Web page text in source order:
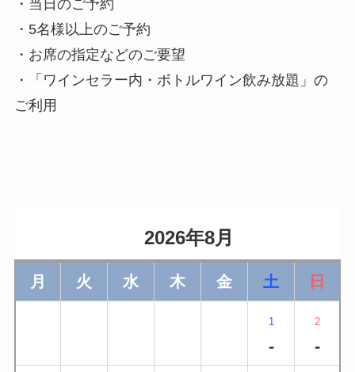
・当日のご予約
・5名様以上のご予約
・お席の指定などのご要望
・「ワインセラー内・ボトルワイン飲み放題」の
ご利用
                    2026年8月
月 火 水 木 金 土 日
1
-
2
-